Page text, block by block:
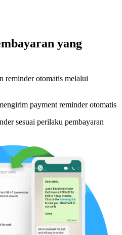
yang
reminder otomatis melalui
payment reminder otomatis
sesuai perilaku pembayaran